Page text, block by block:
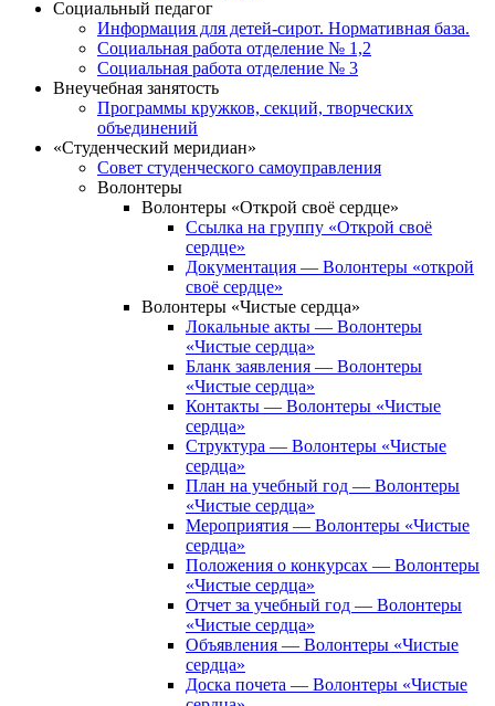
Социальный педагог
Информация для детей-сирот. Нормативная база.
Социальная работа отделение № 1,2
Социальная работа отделение № 3
Внеучебная занятость
Программы кружков, секций, творческих
объединений
«Студенческий меридиан»
Совет студенческого самоуправления
Волонтеры
Волонтеры «Открой своё сердце»
Ссылка на группу «Открой своё
сердце»
Документация — Волонтеры «открой
своё сердце»
Волонтеры «Чистые сердца»
Локальные акты — Волонтеры
«Чистые сердца»
Бланк заявления — Волонтеры
«Чистые сердца»
Контакты — Волонтеры «Чистые
сердца»
Структура — Волонтеры «Чистые
сердца»
План на учебный год — Волонтеры
«Чистые сердца»
Мероприятия — Волонтеры «Чистые
сердца»
Положения о конкурсах — Волонтеры
«Чистые сердца»
Отчет за учебный год — Волонтеры
«Чистые сердца»
Объявления — Волонтеры «Чистые
сердца»
Доска почета — Волонтеры «Чистые